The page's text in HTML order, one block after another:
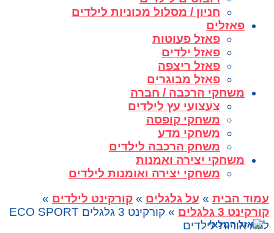
חניון / מסלול מכוניות לילדים
פאזלים
פאזל פעוטות
פאזל ילדים
פאזל ריצפה
פאזל מבוגרים
משחקי הרכבה / חברה
צעצועי עץ לילדים
משחקי קופסה
משחקי מדע
משחק הרכבה לילדים
משחקי יצירה ואמנות
משחקי יצירה ואומנות לילדים
עמוד הבית» על גלגלים» קורקינט לילדים»
קורקינט 3 גלגלים
» קורקינט 3 גלגלים ECO SPORT
ללא אורות לילדים